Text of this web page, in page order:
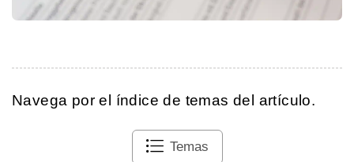
Navega por el índice de temas del artículo.
Temas